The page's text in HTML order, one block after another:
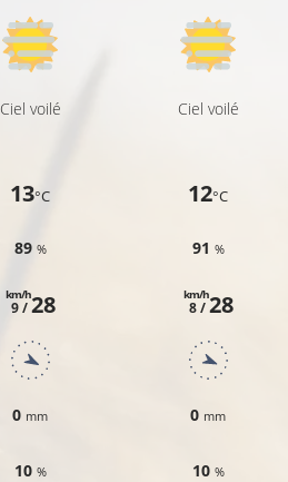
Ciel voilé
13°C
89 %
9 /
km/h28
0 mm
10 %
Ciel voilé
12°C
91 %
8 /
km/h28
0 mm
10 %